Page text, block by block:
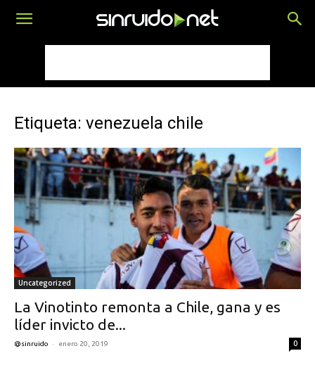
Etiqueta: venezuela chile
Uncategorized
La Vinotinto remonta a Chile, gana y es
líder invicto de...
@sinruido - enero 20, 2019 0